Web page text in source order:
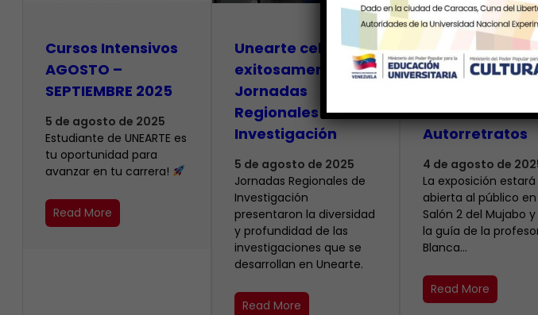
Cursos Intensivos
AGOSTO –
SEPTIEMBRE 2025
5 de agosto de 2025
Estudiante de UNEARTE es
tu oportunidad para
avanzar en tu carrera!
Read More
Unearte celebró
exitosamente sus
Jornadas
Regionales de
Investigación
5 de agosto de 2025
Jornadas Regionales de
Investigación
presentaron la diversidad
y profundidad de las
investigaciones que se
desarrollan en Unearte.
Read More
Estudiantes de
Unearte
muestra de
Autorretratos
4 de agosto de
La exposición estará
abierta al público en
Salón 2 del Mujabo
la guía de la
Blanca…
Read More